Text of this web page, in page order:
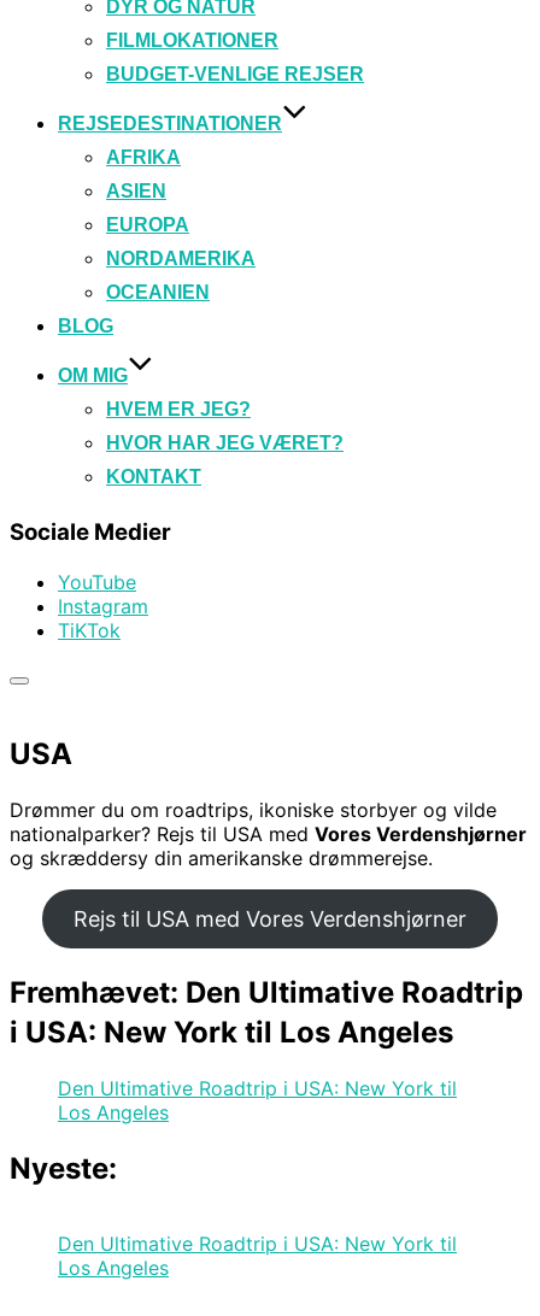
DYR OG NATUR
FILMLOKATIONER
BUDGET-VENLIGE REJSER
REJSEDESTINATIONER
AFRIKA
ASIEN
EUROPA
NORDAMERIKA
OCEANIEN
BLOG
OM MIG
HVEM ER JEG?
HVOR HAR JEG VÆRET?
KONTAKT
Sociale Medier
YouTube
Instagram
TiKTok
Slå
sidekolonne
til/fra
USA
Drømmer du om roadtrips, ikoniske storbyer og vilde
nationalparker? Rejs til USA med Vores Verdenshjørner
og skræddersy din amerikanske drømmerejse.
Rejs til USA med Vores Verdenshjørner
Fremhævet: Den Ultimative Roadtrip
i USA: New York til Los Angeles
Den Ultimative Roadtrip i USA: New York til
Los Angeles
Nyeste:
Den Ultimative Roadtrip i USA: New York til
Los Angeles